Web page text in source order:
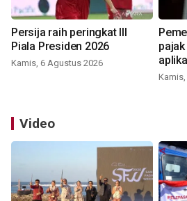
Persija raih peringkat III
Piala Presiden 2026
Kamis, 6 Agustus 2026
Video